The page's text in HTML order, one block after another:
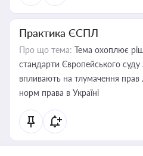
Практика ЄСПЛ
Про що тема: Тема охоплює
стандарти Європейського
впливають на тлумачення прав
норм права в Україні